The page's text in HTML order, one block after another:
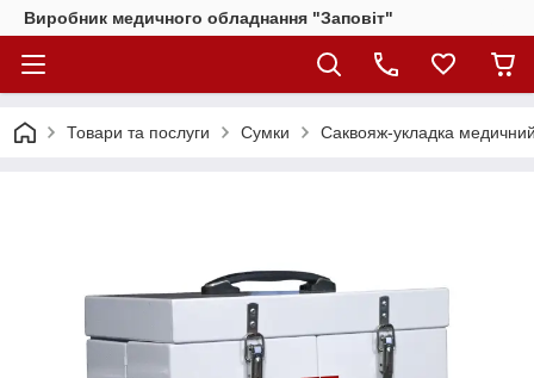
Виробник медичного обладнання "Заповіт"
Товари та послуги Сумки Саквояж-укладка